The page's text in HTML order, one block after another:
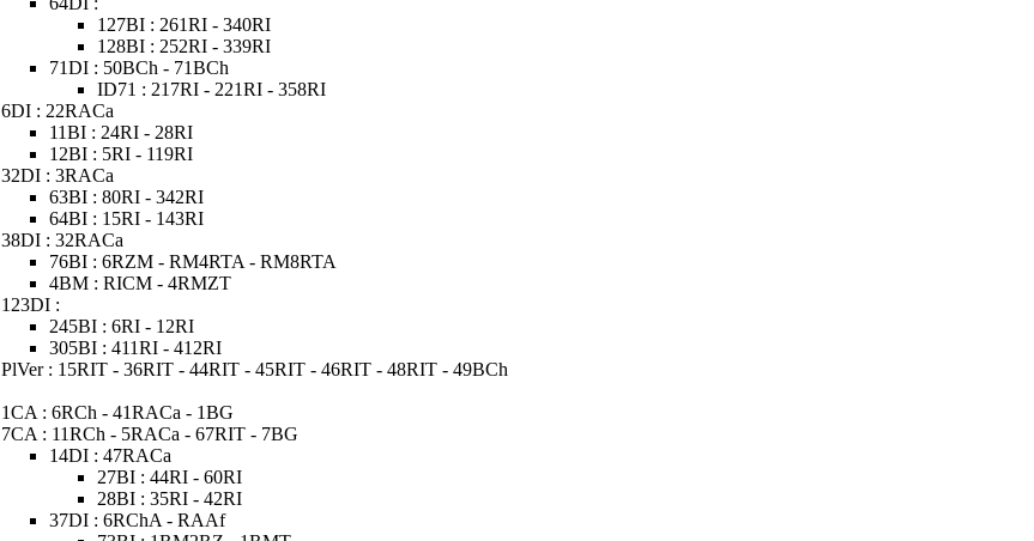
127BI : 261RI - 340RI
128BI : 252RI - 339RI
71DI : 50BCh - 71BCh
ID71 : 217RI - 221RI - 358RI
6DI : 22RACa
11BI : 24RI - 28RI
12BI : 5RI - 119RI
32DI : 3RACa
63BI : 80RI - 342RI
64BI : 15RI - 143RI
38DI : 32RACa
76BI : 6RZM - RM4RTA - RM8RTA
4BM : RICM - 4RMZT
123DI :
245BI : 6RI - 12RI
305BI : 411RI - 412RI
PlVer : 15RIT - 36RIT - 44RIT - 45RIT - 46RIT - 48RIT - 49BCh
1CA : 6RCh - 41RACa - 1BG
7CA : 11RCh - 5RACa - 67RIT - 7BG
14DI : 47RACa
27BI : 44RI - 60RI
28BI : 35RI - 42RI
37DI : 6RChA - RAAf